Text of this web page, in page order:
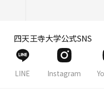
四天王寺大学公式SNS
LINE Instagram